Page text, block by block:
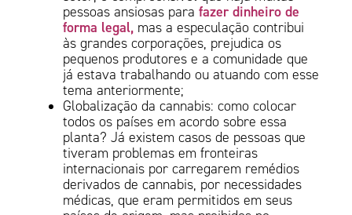
pessoas ansiosas parafazer dinheiro de
forma legal, mas a especulação contribui
às grandes corporações, prejudica os
pequenos produtores e a comunidade que
já estava trabalhando ou atuando com esse
tema anteriormente;
Globalização da cannabis: como colocar
todos os países em acordo sobre essa
planta? Já existem casos de pessoas que
tiveram problemas em fronteiras
internacionais por carregarem remédios
derivados de cannabis, por necessidades
médicas, que eram permitidos em seus